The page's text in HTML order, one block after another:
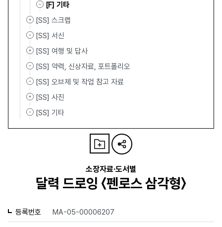
[F] 기타
[SS] 스크랩
[SS] 서신
[SS] 여행 및 답사
[SS] 약력, 신상자료, 포트폴리오
[SS] 오브제 및 작업 참고 자료
[SS] 사진
[SS] 기타
소장자료·도서별
달력 드로잉 〈펜로스 삼각형〉
등록번호 MA-05-00006207